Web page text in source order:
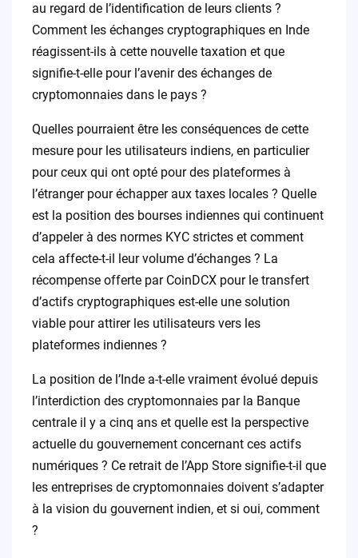
au regard de l’identification de leurs clients ?
Comment les échanges cryptographiques en Inde
réagissent-ils à cette nouvelle taxation et que
signifie-t-elle pour l’avenir des échanges de
cryptomonnaies dans le pays ?
Quelles pourraient être les conséquences de cette
mesure pour les utilisateurs indiens, en particulier
pour ceux qui ont opté pour des plateformes à
l’étranger pour échapper aux taxes locales ? Quelle
est la position des bourses indiennes qui continuent
d’appeler à des normes KYC strictes et comment
cela affecte-t-il leur volume d’échanges ? La
récompense offerte par CoinDCX pour le transfert
d’actifs cryptographiques est-elle une solution
viable pour attirer les utilisateurs vers les
plateformes indiennes ?
La position de l’Inde a-t-elle vraiment évolué depuis
l’interdiction des cryptomonnaies par la Banque
centrale il y a cinq ans et quelle est la perspective
actuelle du gouvernement concernant ces actifs
numériques ? Ce retrait de l’App Store signifie-t-il que
les entreprises de cryptomonnaies doivent s’adapter
à la vision du gouvernent indien, et si oui, comment
?